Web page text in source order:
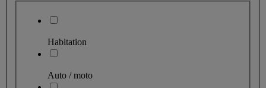
Habitation
Auto / moto